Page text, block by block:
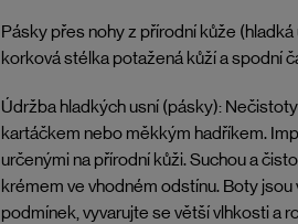
Pásky přes nohy z přírodní kůže
korková stélka potažená kůží a spodní
Údržba hladkých usní (pásky):
kartáčkem nebo měkkým hadříkem.
určenými na přírodní kůži. Suchou a
krémem ve vhodném odstínu. Boty
podmínek, vyvarujte se větší vlhkosti a